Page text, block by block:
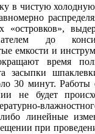
в чистую
«островков»,
до
емкости и
время
засыпки
30 минут. Работы
не будет
линейные
при